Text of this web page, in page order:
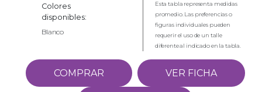
Colores
disponibles:
Blanco
Esta tabla representa medidas
promedio. Las preferencias o
figuras individuales pueden
requerir el uso de un talle
diferente al indicado en la tabla.
COMPRAR VER FICHA